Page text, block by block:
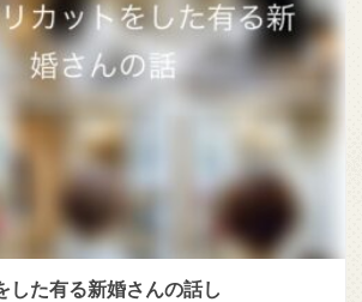
した有る新婚さんの話し